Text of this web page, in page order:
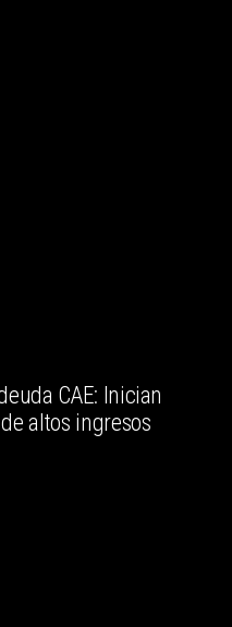
CAE: Inician
altos ingresos